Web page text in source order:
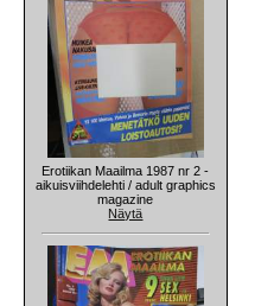
Erotiikan Maailma 1987 nr 2 -
aikuisviihdelehti / adult graphics
magazine
Näytä